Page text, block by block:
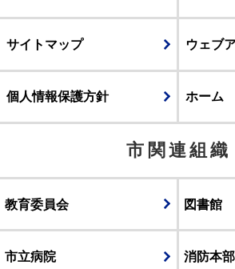
サイトマップ ウェブ
個人情報保護方針 ホーム
市関連組織
教育委員会 図書館
市立病院 消防本部